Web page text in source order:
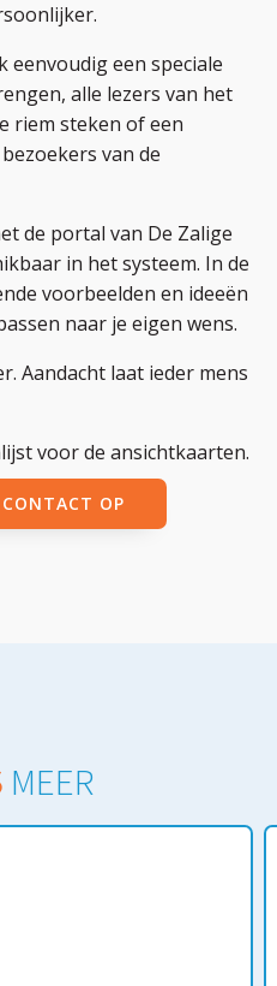
eenvoudig een speciale
alle lezers van het
riem steken of een
van de
de portal van De Zalige
in het systeem. In de
voorbeelden en ideeën
naar je eigen wens.
Aandacht laat ieder mens
voor de ansichtkaarten.
OP
MEER